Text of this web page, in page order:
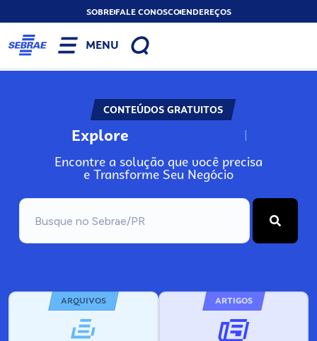
SOBREFALE CONOSCOENDEREÇOS
MENU
CONTEÚDOS GRATUITOS
Explore N
Encontre a solução que você precisa
e Transforme Seu Negócio
ARQUIVOS ARTIGOS